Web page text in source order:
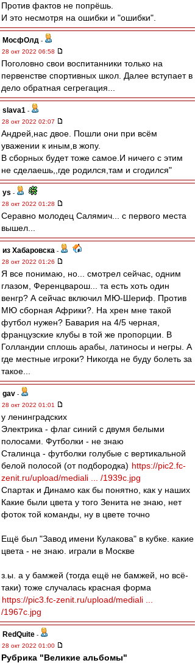
Против фактов не попрёшь.
И это несмотря на ошибки и "ошибки".
МосфОлд -
28 окт 2022 06:58
Поголовно свои воспитанники только на
первенстве спортивных школ. Далее вступает в
дело обратная сегрегация...
slava1 -
28 окт 2022 02:07
Андрей,нас двое. Пошли они при всём
уважении к иным,в жопу.
В сборных будет тоже самое.И ничего с этим
не сделаешь,,где родился,там и сгодился"
ys -
28 окт 2022 01:28
Серавно молодец Салямич... с первого места
вышел...
из Хабаровска -
28 окт 2022 01:26
Я все понимаю, но... смотрел сейчас, одним
глазом, Ференцварош... та есть хоть один
венгр? А сейчас включил МЮ-Шериф. Против
МЮ сборная Африки?. На хрен мне такой
футбол нужен? Бавария на 4/5 черная,
французские клубы в той же пропорции. В
Голландии сплошь арабы, латиносы и негры. А
где местные игроки? Никогда не буду болеть за
такое...
gav -
28 окт 2022 01:01
у ленинградских
Электрика - флаг синий с двумя белыми
полосами. Футболки - не знаю
Сталинца - футболки голубые с вертикальной
белой полосой (от подбородка) https://pic2.fc-
zenit.ru/upload/mediali ... /1939c.jpg
Спартак и Динамо как бы понятно, как у наших
Какие были цвета у того Зенита не знаю, нет
фоток той команды, ну в цвете точно
Ещё был "Завод имени Кулакова" в кубке. какие
цвета - не знаю. играли в Москве
з.ы. а у бамжей (тогда ещё не бамжей, но всё-
таки) тоже случалась красная форма
https://pic3.fc-zenit.ru/upload/mediali ...
/1967c.jpg
RedQuite -
28 окт 2022 01:00
Рубрика "Великие альбомы"